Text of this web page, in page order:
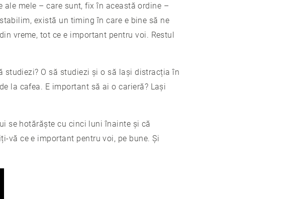
mele – care sunt, fix în această ordine –
există un timing în care e bine să ne
vreme, tot ce e important pentru voi. Restul
studiezi? O să studiezi și o să lași distracția în
la cafea. E important să ai o carieră? Lași
se hotărăște cu cinci luni înainte și că
vă ce e important pentru voi, pe bune. Și